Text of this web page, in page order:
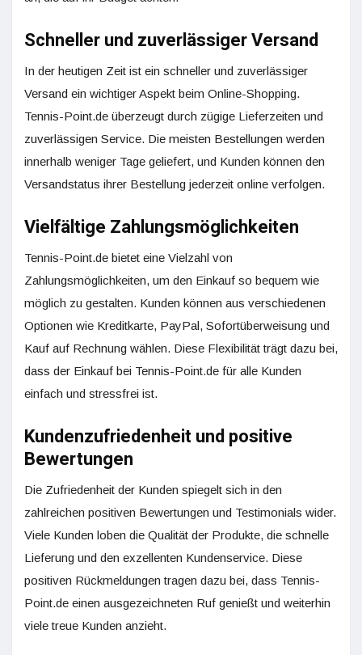
Schneller und zuverlässiger Versand
In der heutigen Zeit ist ein schneller und zuverlässiger
Versand ein wichtiger Aspekt beim Online-Shopping.
Tennis-Point.de überzeugt durch zügige Lieferzeiten und
zuverlässigen Service. Die meisten Bestellungen werden
innerhalb weniger Tage geliefert, und Kunden können den
Versandstatus ihrer Bestellung jederzeit online verfolgen.
Vielfältige Zahlungsmöglichkeiten
Tennis-Point.de bietet eine Vielzahl von
Zahlungsmöglichkeiten, um den Einkauf so bequem wie
möglich zu gestalten. Kunden können aus verschiedenen
Optionen wie Kreditkarte, PayPal, Sofortüberweisung und
Kauf auf Rechnung wählen. Diese Flexibilität trägt dazu bei,
dass der Einkauf bei Tennis-Point.de für alle Kunden
einfach und stressfrei ist.
Kundenzufriedenheit und positive
Bewertungen
Die Zufriedenheit der Kunden spiegelt sich in den
zahlreichen positiven Bewertungen und Testimonials wider.
Viele Kunden loben die Qualität der Produkte, die schnelle
Lieferung und den exzellenten Kundenservice. Diese
positiven Rückmeldungen tragen dazu bei, dass Tennis-
Point.de einen ausgezeichneten Ruf genießt und weiterhin
viele treue Kunden anzieht.